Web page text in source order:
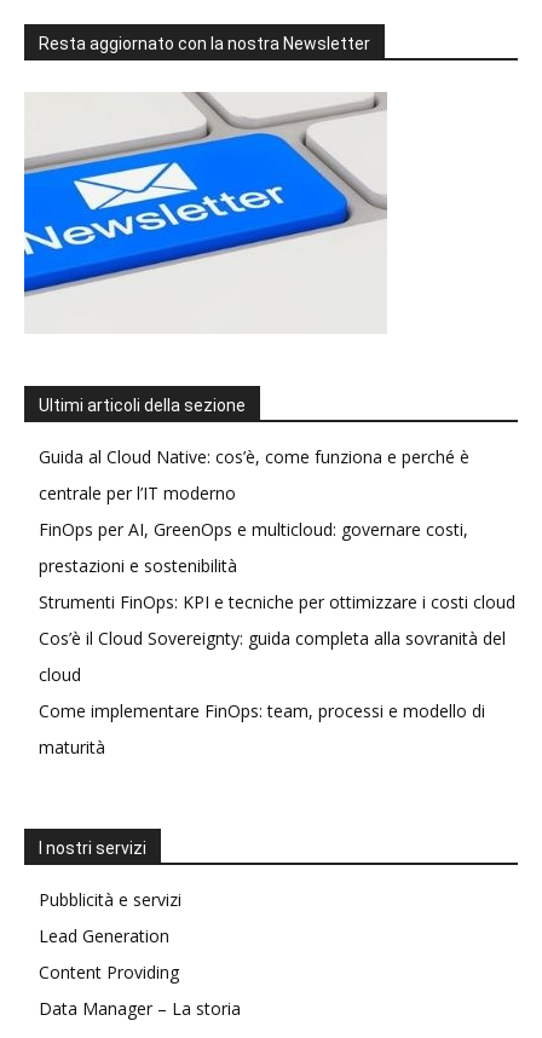
Resta aggiornato con la nostra Newsletter
Ultimi articoli della sezione
Guida al Cloud Native: cos’è, come funziona e perché è
centrale per l’IT moderno
FinOps per AI, GreenOps e multicloud: governare costi,
prestazioni e sostenibilità
Strumenti FinOps: KPI e tecniche per ottimizzare i costi cloud
Cos’è il Cloud Sovereignty: guida completa alla sovranità del
cloud
Come implementare FinOps: team, processi e modello di
maturità
I nostri servizi
Pubblicità e servizi
Lead Generation
Content Providing
Data Manager – La storia